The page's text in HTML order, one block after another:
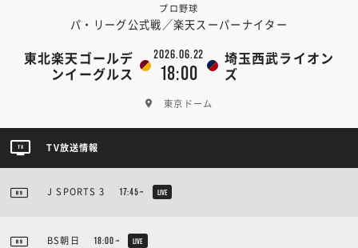
プロ野球
パ・リーグ公式戦／楽天スーパーナイター
東北楽天ゴールデ
ンイーグルス
2026.06.22
18:00
埼玉西武ライオン
ズ
東京ドーム
TV放送情報
J SPORTS 3 17:45~ LIVE
BS朝日 18:00~ LIVE